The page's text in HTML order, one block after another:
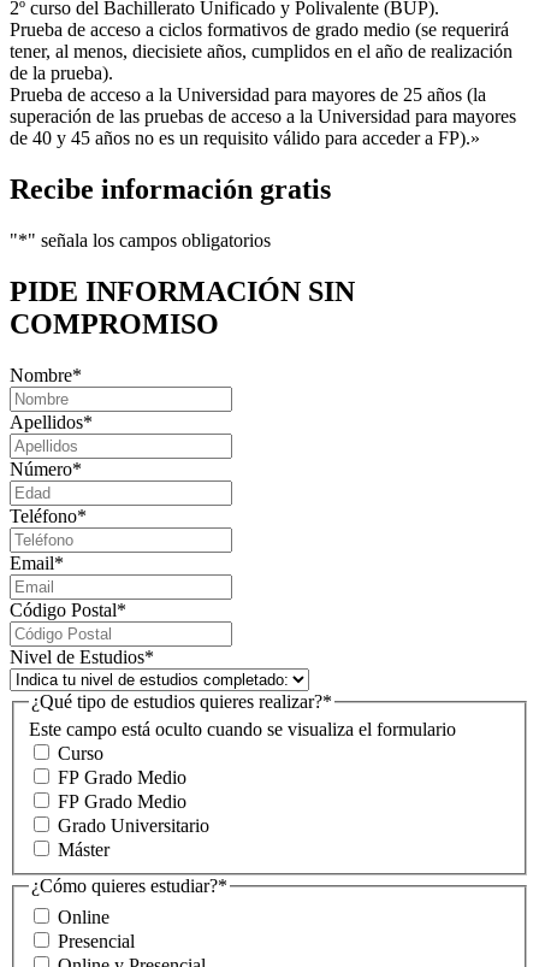
2º curso del Bachillerato Unificado y Polivalente (BUP).
Prueba de acceso a ciclos formativos de grado medio (se requerirá
tener, al menos, diecisiete años, cumplidos en el año de realización
de la prueba).
Prueba de acceso a la Universidad para mayores de 25 años (la
superación de las pruebas de acceso a la Universidad para mayores
de 40 y 45 años no es un requisito válido para acceder a FP).»
Recibe información gratis
"*" señala los campos obligatorios
PIDE INFORMACIÓN SIN
COMPROMISO
Nombre*
Apellidos*
Número*
Teléfono*
Email*
Código Postal*
Nivel de Estudios*
Este campo está oculto cuando se visualiza el formulario
¿Qué tipo de estudios quieres realizar?*
Curso
FP Grado Medio
FP Grado Medio
Grado Universitario
Máster
¿Cómo quieres estudiar?*
Online
Presencial